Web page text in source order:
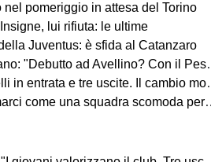
pomeriggio in attesa del Torino
lui rifiuta: le ultime
Juventus: è sfida al Catanzaro
andò bene. Gol dell'ex? Ho rispetto per la piazza e i compagni, non esulterei"
Una squadra camaleontica non dà punti di riferimento". Sull'esterno e il trequartista...
scomoda per tutti. La concorrenza ben venga. Io mi sento bene"